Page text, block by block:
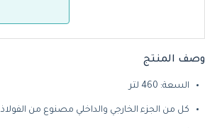
وصف المنتج
السعة: 460 لتر
كل من الجزء الخارجي والداخلي مصنوع من الفولاذ